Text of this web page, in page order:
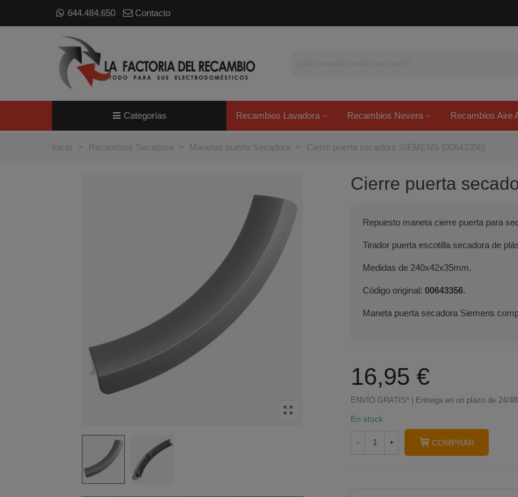
644.484.650 Contacto
Categorías Recambios Lavadora Recambios Nevera Recambios Aire
Inicio > Recambios Secadora > Manetas puerta Secadora > Cierre puerta secadora SIEMENS (00643356)
Cierre puerta
Repuesto maneta cierre puerta para
Tirador puerta escotilla secadora de
Medidas de 240x42x35mm.
Código original: 00643356.
Maneta puerta secadora Siemens
16,95 €
ENVÍO GRATIS* | Entrega en un plazo de 24/
En stock
- + COMPRAR